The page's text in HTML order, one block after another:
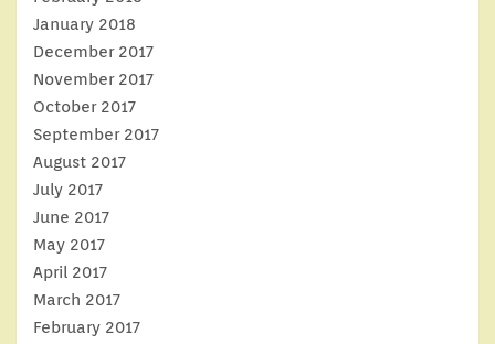
January 2018
December 2017
November 2017
October 2017
September 2017
August 2017
July 2017
June 2017
May 2017
April 2017
March 2017
February 2017